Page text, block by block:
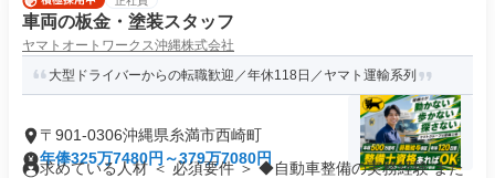
車両の板金・塗装スタッフ
ヤマトオートワークス沖縄株式会社
大型ドライバーからの転職歓迎／年休118日／ヤマト運輸系列
〒901-0306沖縄県糸満市西崎町
年俸325万7480円～379万7080円
求めている人材 ＜ 必須要件 ＞ ◆自動車整備の実務経験 また